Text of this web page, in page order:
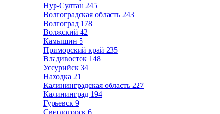
Нур-Султан 245
Волгоградская область 243
Волгоград 178
Волжский 42
Камышин 5
Приморский край 235
Владивосток 148
Уссурийск 34
Находка 21
Калининградская область 227
Калининград 194
Гурьевск 9
Светлогорск 6